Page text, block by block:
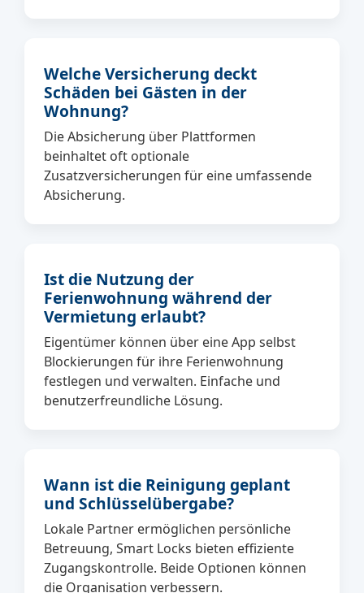
Welche Versicherung deckt
Schäden bei Gästen in der
Wohnung?
Die Absicherung über Plattformen
beinhaltet oft optionale
Zusatzversicherungen für eine umfassende
Absicherung.
Ist die Nutzung der
Ferienwohnung während der
Vermietung erlaubt?
Eigentümer können über eine App selbst
Blockierungen für ihre Ferienwohnung
festlegen und verwalten. Einfache und
benutzerfreundliche Lösung.
Wann ist die Reinigung geplant
und Schlüsselübergabe?
Lokale Partner ermöglichen persönliche
Betreuung, Smart Locks bieten effiziente
Zugangskontrolle. Beide Optionen können
die Organisation verbessern.